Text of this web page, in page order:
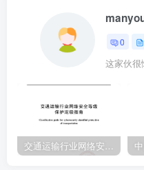
通；另一方面，低空智联云依
延、高可用、高并发的云上技
进一步的智能化分析处理，推
面分析目前低空智联云体系建
构，综合研判未来低空智联云
0
这家伙很